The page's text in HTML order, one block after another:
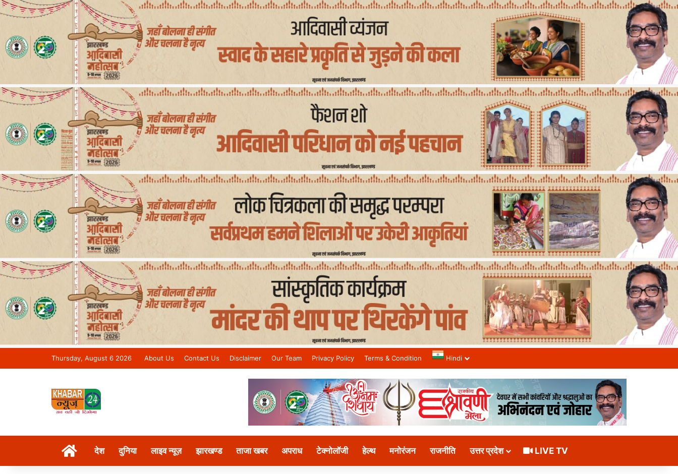
Thursday, August 6 2026 About Us Contact Us Disclaimer Our Team Privacy Policy Terms & Condition Hindi
Khabar 24 News Tv | Bihar/Jharkhand No.1 News Channel
देश दुनिया लाइव न्यूज़ झारखण्ड ताजा खबर अपराध टेक्नोलॉजी हेल्थ मनोरंजन राजनीति उत्तर प्रदेश LIVE TV